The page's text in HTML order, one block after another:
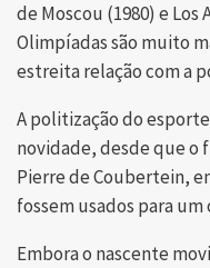
de Moscou (1980) e Los
Olimpíadas são muito
estreita relação com a
A politização do
novidade, desde que o
Pierre de Coubertein,
fossem usados para
Embora o nascente